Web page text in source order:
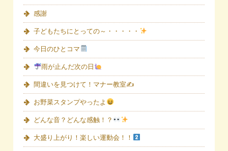
感謝
子どもたちにとっての～・・・・・
今日のひとコマ
雨が止んだ次の日
間違いを見つけて！マナー教室✍
お野菜スタンプやったよ
どんな音？どんな感触！？
大盛り上がり！楽しい運動会！！